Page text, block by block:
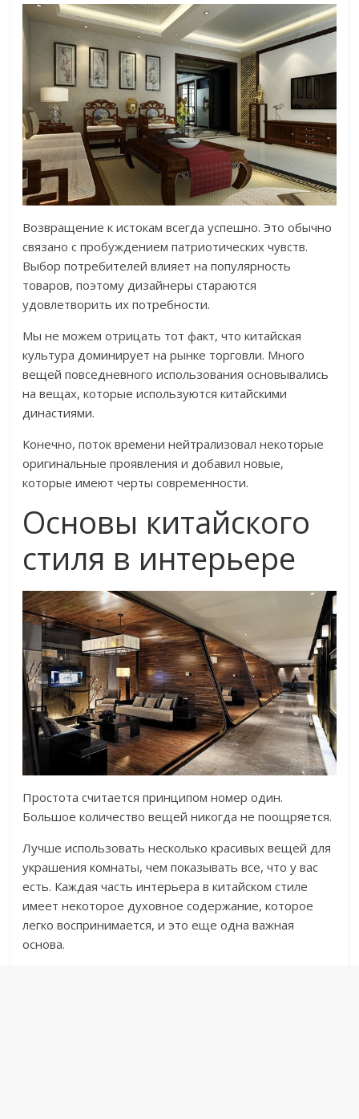
Возвращение к истокам всегда успешно. Это обычно
связано с пробуждением патриотических чувств.
Выбор потребителей влияет на популярность
товаров, поэтому дизайнеры стараются
удовлетворить их потребности.
Мы не можем отрицать тот факт, что китайская
культура доминирует на рынке торговли. Много
вещей повседневного использования основывались
на вещах, которые используются китайскими
династиями.
Конечно, поток времени нейтрализовал некоторые
оригинальные проявления и добавил новые,
которые имеют черты современности.
Основы китайского
стиля в интерьере
Простота считается принципом номер один.
Большое количество вещей никогда не поощряется.
Лучше использовать несколько красивых вещей для
украшения комнаты, чем показывать все, что у вас
есть. Каждая часть интерьера в китайском стиле
имеет некоторое духовное содержание, которое
легко воспринимается, и это еще одна важная
основа.